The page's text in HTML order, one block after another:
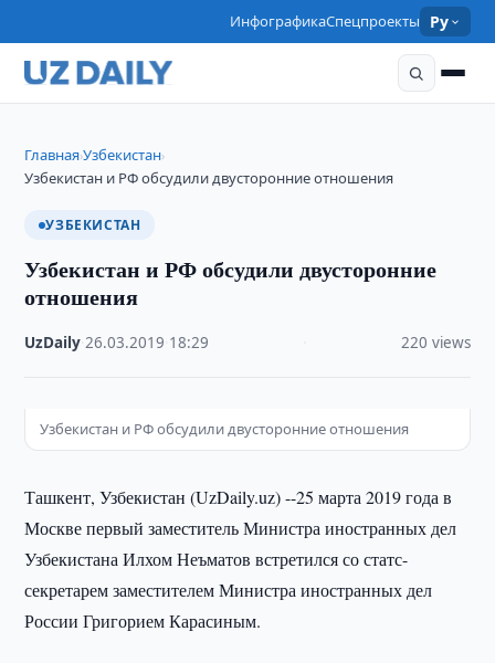
ИнфографикаСпецпроекты Ру
Главная›Узбекистан›
Узбекистан и РФ обсудили двусторонние отношения
УЗБЕКИСТАН
Узбекистан и РФ обсудили двусторонние
отношения
UzDaily ·26.03.2019 18:29 220 views
Узбекистан и РФ обсудили двусторонние отношения
Ташкент, Узбекистан (UzDaily.uz) --25 марта 2019 года в
Москве первый заместитель Министра иностранных дел
Узбекистана Илхом Неъматов встретился со статс-
секретарем заместителем Министра иностранных дел
России Григорием Карасиным.